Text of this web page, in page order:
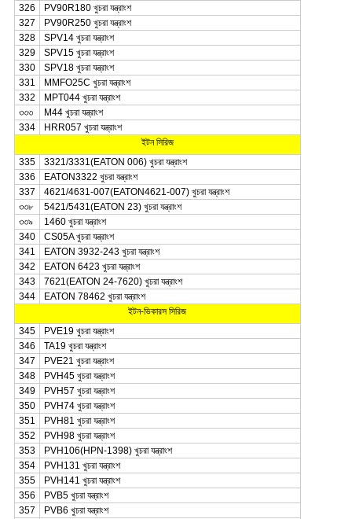
326
PV90R180 খুচরা যন্ত্রাংশ
327
PV90R250 খুচরা যন্ত্রাংশ
328
SPV14 খুচরা যন্ত্রাংশ
329
SPV15 খুচরা যন্ত্রাংশ
330
SPV18 খুচরা যন্ত্রাংশ
331
MMFO25C খুচরা যন্ত্রাংশ
332
MPT044 খুচরা যন্ত্রাংশ
৩৩৩
M44 খুচরা যন্ত্রাংশ
334
HRR057 খুচরা যন্ত্রাংশ
ইটন সিরিজ
335
3321/3331(EATON 006) খুচরা যন্ত্রাংশ
336
EATON3322 খুচরা যন্ত্রাংশ
337
4621/4631-007(EATON4621-007) খুচরা যন্ত্রাংশ
৩৩৮
5421/5431(EATON 23) খুচরা যন্ত্রাংশ
৩৩৯
1460 খুচরা যন্ত্রাংশ
340
CS05A খুচরা যন্ত্রাংশ
341
EATON 3932-243 খুচরা যন্ত্রাংশ
342
EATON 6423 খুচরা যন্ত্রাংশ
343
7621(EATON 24-7620) খুচরা যন্ত্রাংশ
344
EATON 78462 খুচরা যন্ত্রাংশ
ইটন-ভিকারস সিরিজ
345
PVE19 খুচরা যন্ত্রাংশ
346
TA19 খুচরা যন্ত্রাংশ
347
PVE21 খুচরা যন্ত্রাংশ
348
PVH45 খুচরা যন্ত্রাংশ
349
PVH57 খুচরা যন্ত্রাংশ
350
PVH74 খুচরা যন্ত্রাংশ
351
PVH81 খুচরা যন্ত্রাংশ
352
PVH98 খুচরা যন্ত্রাংশ
353
PVH106(HPN-1398) খুচরা যন্ত্রাংশ
354
PVH131 খুচরা যন্ত্রাংশ
355
PVH141 খুচরা যন্ত্রাংশ
356
PVB5 খুচরা যন্ত্রাংশ
357
PVB6 খুচরা যন্ত্রাংশ